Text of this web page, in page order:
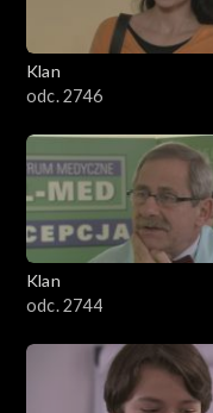
Klan
odc. 2746
Klan
odc. 2744